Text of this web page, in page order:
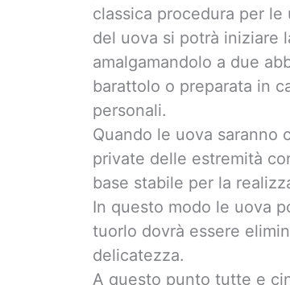
classica procedura per
del uova si potrà iniziare
amalgamandolo a due
barattolo o preparata in
personali.
Quando le uova saranno
private delle estremità
base stabile per la
In questo modo le uova
tuorlo dovrà essere
delicatezza.
A questo punto tutte e